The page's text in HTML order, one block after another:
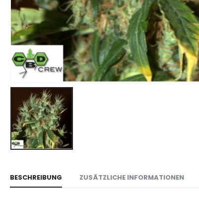
BESCHREIBUNG ZUSÄTZLICHE INFORMATIONEN